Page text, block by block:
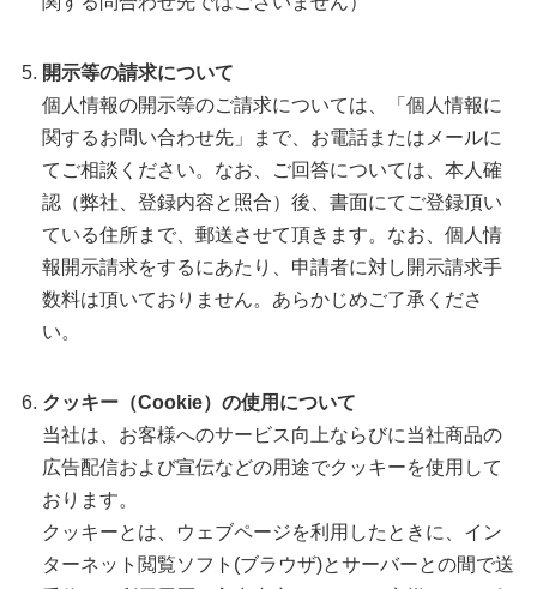
開示等の請求について
個人情報の開示等のご請求については、「個人情報に
関するお問い合わせ先」まで、お電話またはメールに
てご相談ください。なお、ご回答については、本人確
認（弊社、登録内容と照合）後、書面にてご登録頂い
ている住所まで、郵送させて頂きます。なお、個人情
報開示請求をするにあたり、申請者に対し開示請求手
数料は頂いておりません。あらかじめご了承くださ
い。
クッキー（Cookie）の使用について
当社は、お客様へのサービス向上ならびに当社商品の
広告配信および宣伝などの用途でクッキーを使用して
おります。
クッキーとは、ウェブページを利用したときに、イン
ターネット閲覧ソフト(ブラウザ)とサーバーとの間で送